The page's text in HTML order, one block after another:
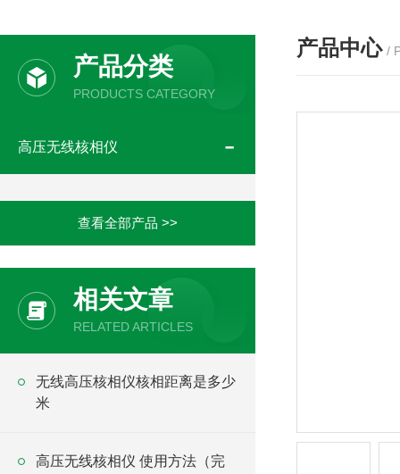
产品分类
PRODUCTS CATEGORY
高压无线核相仪
查看全部产品 >>
相关文章
RELATED ARTICLES
无线高压核相仪核相距离是多少
米
高压无线核相仪 使用方法（完
产品中心 /